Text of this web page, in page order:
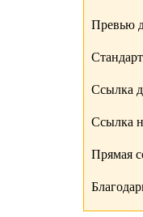
Превью
Ссылка
Ссылка
Прямая